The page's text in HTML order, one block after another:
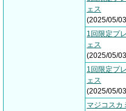
ェス
(2025/05/
1回限定プ
ェス
(2025/05/
1回限定プ
ェス
(2025/05/
マジコスカ